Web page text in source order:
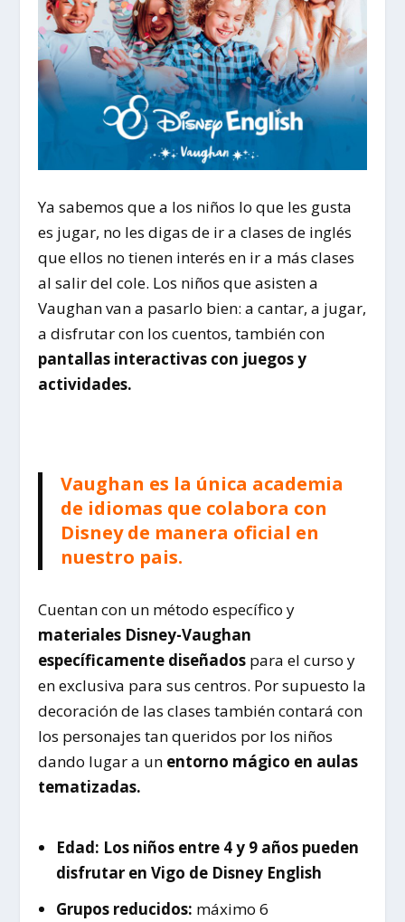
Ya sabemos que a los niños lo que les gusta
es jugar, no les digas de ir a clases de inglés
que ellos no tienen interés en ir a más clases
al salir del cole. Los niños que asisten a
Vaughan van a pasarlo bien: a cantar, a jugar,
a disfrutar con los cuentos, también con
pantallas interactivas con juegos y
actividades.
Vaughan es la única academia
de idiomas que colabora con
Disney de manera oficial en
nuestro pais.
Cuentan con un método específico y
materiales Disney-Vaughan
específicamente diseñados para el curso y
en exclusiva para sus centros. Por supuesto la
decoración de las clases también contará con
los personajes tan queridos por los niños
dando lugar a un entorno mágico en aulas
tematizadas.
Edad: Los niños entre 4 y 9 años pueden
disfrutar en Vigo de Disney English
Grupos reducidos: máximo 6